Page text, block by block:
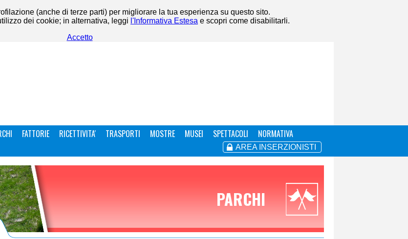
(anche di terze parti) per migliorare la tua esperienza su questo sito.
dei cookie; in alternativa, leggi l'Informativa Estesa e scopri come disabilitarli.
Accetto
FATTORIE RICETTIVITA' TRASPORTI MOSTRE MUSEI SPETTACOLI NORMATIVA
AREA INSERZIONISTI
PARCHI